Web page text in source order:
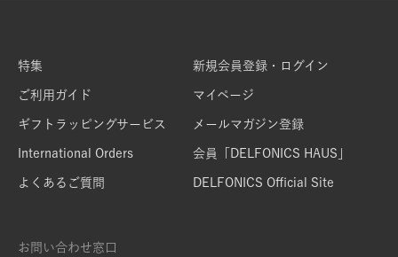
特集
ご利用ガイド
ギフトラッピングサービス
International Orders
よくあるご質問
新規会員登録・ログイン
マイページ
メールマガジン登録
会員「DELFONICS HAUS」
DELFONICS Official Site
お問い合わせ窓口